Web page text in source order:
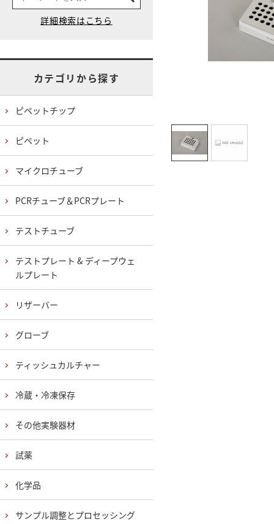
カテゴリから探す
ピペットチップ
ピペット
マイクロチューブ
PCRチューブ＆PCRプレート
テストチューブ
テストプレート & ディープウェ
ルプレート
リザーバー
グローブ
ティッシュカルチャー
冷蔵・冷凍保存
その他実験器材
試薬
化学品
サンプル調整とプロセッシング